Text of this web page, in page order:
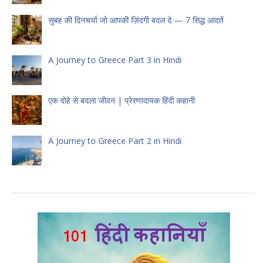
सुबह की दिनचर्या जो आपकी ज़िंदगी बदल दे — 7 सिद्ध आदतें
A Journey to Greece Part 3 in Hindi
एक दोहे से बदला जीवन | प्रेरणादायक हिंदी कहानी
A Journey to Greece Part 2 in Hindi